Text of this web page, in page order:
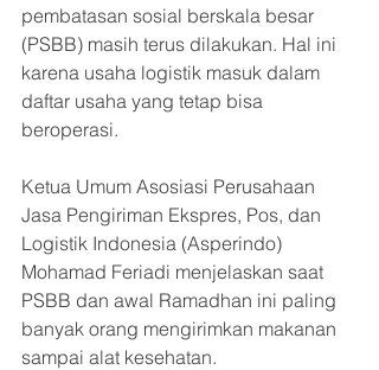
pembatasan sosial berskala besar
(PSBB) masih terus dilakukan. Hal ini
karena usaha logistik masuk dalam
daftar usaha yang tetap bisa
beroperasi.
Ketua Umum Asosiasi Perusahaan
Jasa Pengiriman Ekspres, Pos, dan
Logistik Indonesia (Asperindo)
Mohamad Feriadi menjelaskan saat
PSBB dan awal Ramadhan ini paling
banyak orang mengirimkan makanan
sampai alat kesehatan.